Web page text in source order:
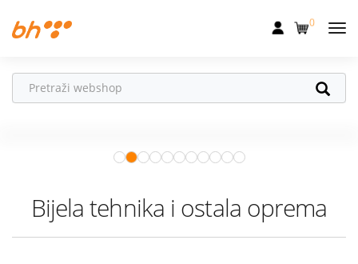
Fiksna
Uređaji
0
Ne propusti
Prood 04.08.–31.08. očekuju te
super pokloni!
Bijela tehnika i ostala oprema